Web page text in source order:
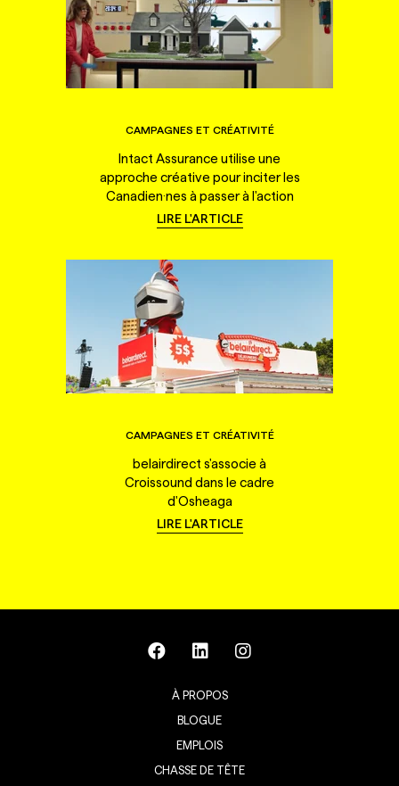
CAMPAGNES ET CRÉATIVITÉ
Intact Assurance utilise une
approche créative pour inciter les
Canadien·nes à passer à l'action
LIRE L'ARTICLE
CAMPAGNES ET CRÉATIVITÉ
belairdirect s'associe à
Croissound dans le cadre
d'Osheaga
LIRE L'ARTICLE
À PROPOS
BLOGUE
EMPLOIS
CHASSE DE TÊTE